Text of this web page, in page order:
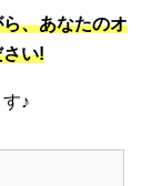
、あなたのオ
さい!
♪